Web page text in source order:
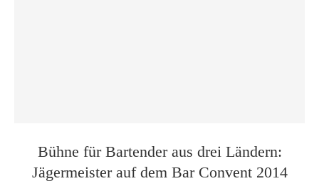
Bühne für Bartender aus drei Ländern:
Jägermeister auf dem Bar Convent 2014